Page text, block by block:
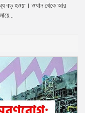
বড় হওয়া। ওখান থেকে আর